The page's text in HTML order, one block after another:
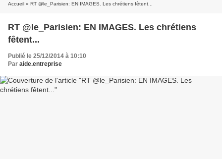
Accueil » RT @le_Parisien: EN IMAGES. Les chrétiens fêtent...
RT @le_Parisien: EN IMAGES. Les chrétiens
fêtent...
Publié le 25/12/2014 à 10:10
Par aide.entreprise